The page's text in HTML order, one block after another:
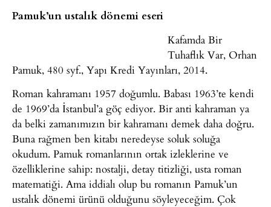
Pamuk’un ustalık dönemi eseri
Kafamda Bir
Tuhaflık Var, Orhan
Pamuk, 480 syf., Yapı Kredi Yayınları, 2014.
Roman kahramanı 1957 doğumlu. Babası 1963’te kendi
de 1969’da İstanbul’a göç ediyor. Bir anti kahraman ya
da belki zamanımızın bir kahramanı demek daha doğru.
Buna rağmen ben kitabı neredeyse soluk soluğa
okudum. Pamuk romanlarının ortak izleklerine ve
özelliklerine sahip: nostalji, detay titizliği, usta roman
matematiği. Ama iddialı olup bu romanın Pamuk’un
ustalık dönemi ürünü olduğunu söyleyeceğim. Çok